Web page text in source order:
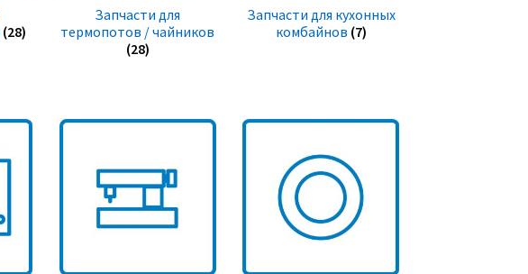
(28)
Запчасти для
термопотов / чайников
(28)
Запчасти для кухонных
комбайнов (7)